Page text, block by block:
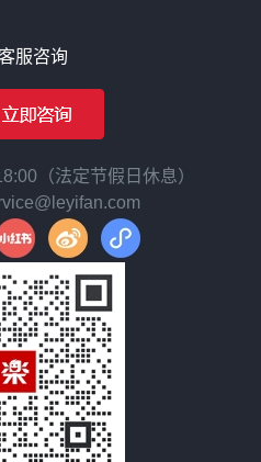
服咨询
（法定节假日休息）